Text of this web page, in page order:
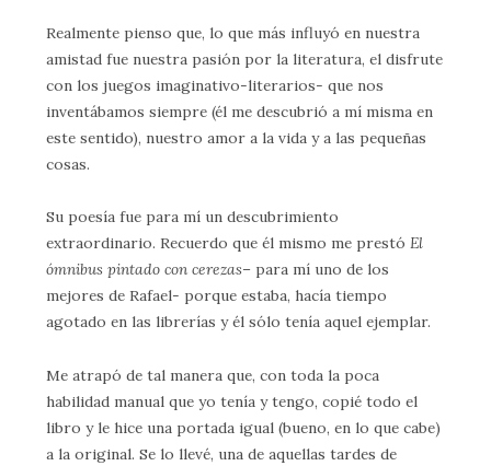
Realmente pienso que, lo que más influyó en nuestra
amistad fue nuestra pasión por la literatura, el disfrute
con los juegos imaginativo-literarios- que nos
inventábamos siempre (él me descubrió a mí misma en
este sentido), nuestro amor a la vida y a las pequeñas
cosas.
Su poesía fue para mí un descubrimiento
extraordinario. Recuerdo que él mismo me prestó El
ómnibus pintado con cerezas– para mí uno de los
mejores de Rafael- porque estaba, hacía tiempo
agotado en las librerías y él sólo tenía aquel ejemplar.
Me atrapó de tal manera que, con toda la poca
habilidad manual que yo tenía y tengo, copié todo el
libro y le hice una portada igual (bueno, en lo que cabe)
a la original. Se lo llevé, una de aquellas tardes de